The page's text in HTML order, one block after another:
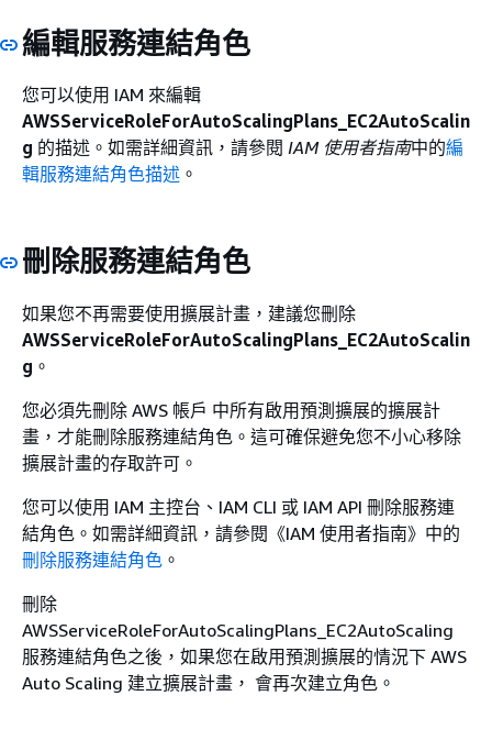
編輯服務連結角色
您可以使用 IAM 來編輯
AWSServiceRoleForAutoScalingPlans_EC2AutoScalin
g 的描述。如需詳細資訊，請參閱 IAM 使用者指南中的編
輯服務連結角色描述 。
刪除服務連結角色
如果您不再需要使用擴展計畫，建議您刪除
AWSServiceRoleForAutoScalingPlans_EC2AutoScalin
g 。
您必須先刪除 AWS 帳戶 中所有啟用預測擴展的擴展計
畫，才能刪除服務連結角色。這可確保避免您不小心移除
擴展計畫的存取許可。
您可以使用 IAM 主控台、IAM CLI 或 IAM API 刪除服務連
結角色。如需詳細資訊，請參閱《IAM 使用者指南》 中的
刪除服務連結角色 。
刪除
AWSServiceRoleForAutoScalingPlans_EC2AutoScaling
服務連結角色之後，如果您在啟用預測擴展的情況下 AWS
Auto Scaling 建立擴展計畫， 會再次建立角色。